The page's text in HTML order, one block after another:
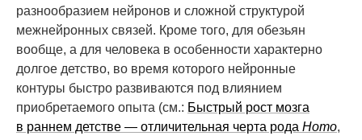
разнообразием нейронов и сложной структурой
межнейронных связей. Кроме того, для обезьян
вообще, а для человека в особенности характерно
долгое детство, во время которого нейронные
контуры быстро развиваются под влиянием
приобретаемого опыта (см.: Быстрый рост мозга
в раннем детстве — отличительная черта рода Homo,